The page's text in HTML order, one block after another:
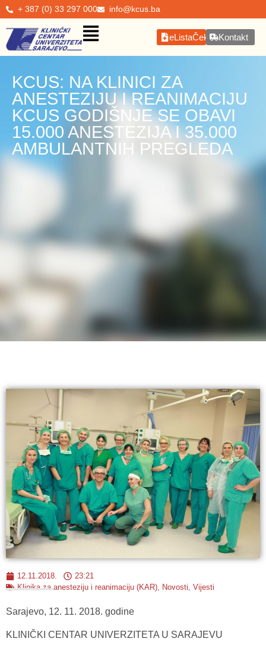
+ 387 (0) 33 297 000 info@kcus.ba
eListaČekanjaKontakt
KCUS: NA KLINICI ZA
ANESTEZIJU I REANIMACIJU
KCUS GODIŠNJE SE OBAVI
15.000 ANESTEZIJA I 35.000
AMBULANTNIH PREGLEDA
12.11.2018.
23:21
Klinika za anesteziju i reanimaciju (KAR), Novosti, Vijesti
Sarajevo, 12. 11. 2018. godine
KLINIČKI CENTAR UNIVERZITETA U SARAJEVU